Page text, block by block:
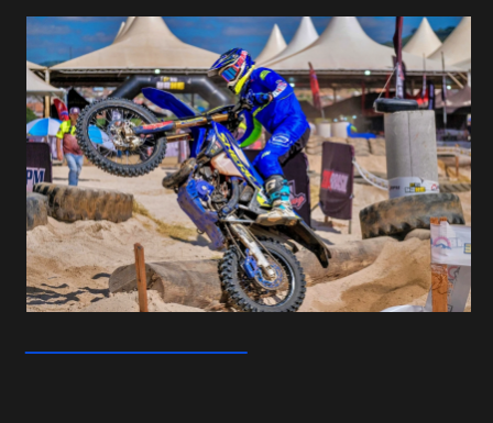
Contato